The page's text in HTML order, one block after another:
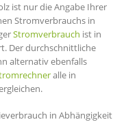
ist nur die Angabe Ihrer
Stromverbrauchs in
Stromverbrauch ist in
Der durchschnittliche
alternativ ebenfalls
alle in
in Abhängigkeit